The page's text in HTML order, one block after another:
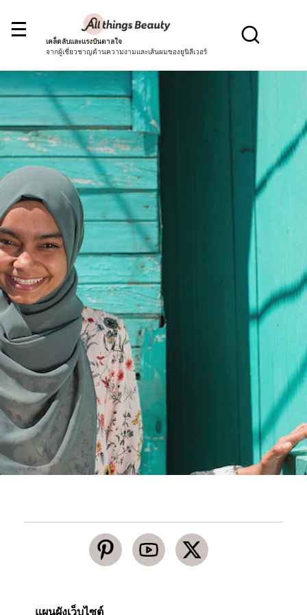
เคล็ดลับและแรงบันดาลใจ
จากผู้เชี่ยวชาญด้านความงามและเส้นผมของยูนิลีเวอร์
แผนผังเว็บไซต์